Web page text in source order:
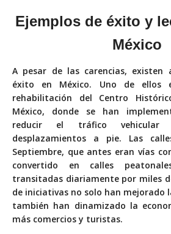
Ejemplos de éxito y
México
A pesar de las carencias, existen
éxito en México. Uno de ellos
rehabilitación del Centro
México, donde se han
reducir el tráfico
desplazamientos a pie. Las
Septiembre, que antes eran vías
convertido en calles
transitadas diariamente por miles
de iniciativas no solo han mejorado
también han dinamizado la
más comercios y turistas.